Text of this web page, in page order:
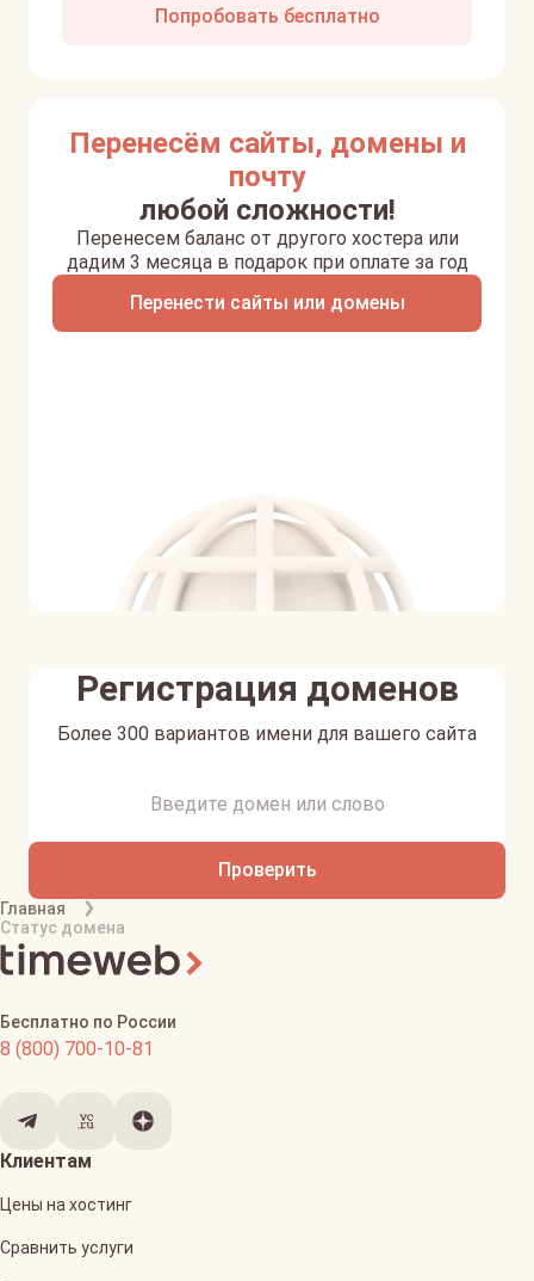
Попробовать бесплатно
Перенесём сайты, домены и
почту
любой сложности!
Перенести сайты или домены
Перенесем баланс от другого хостера или
дадим 3 месяца в подарок при оплате за год
Регистрация доменов
Более 300 вариантов имени для вашего сайта
Проверить
Главная
Статус домена
Бесплатно по России
8 (800) 700-10-81
Клиентам
Цены на хостинг
Сравнить услуги